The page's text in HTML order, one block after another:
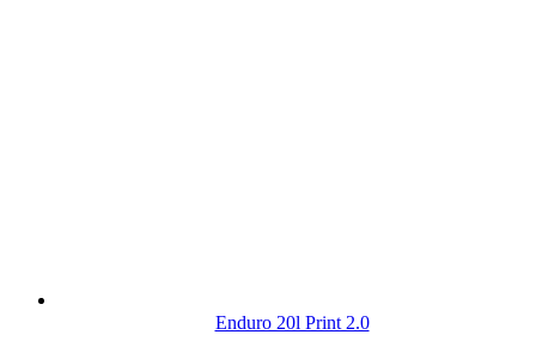
Enduro 20l Print 2.0